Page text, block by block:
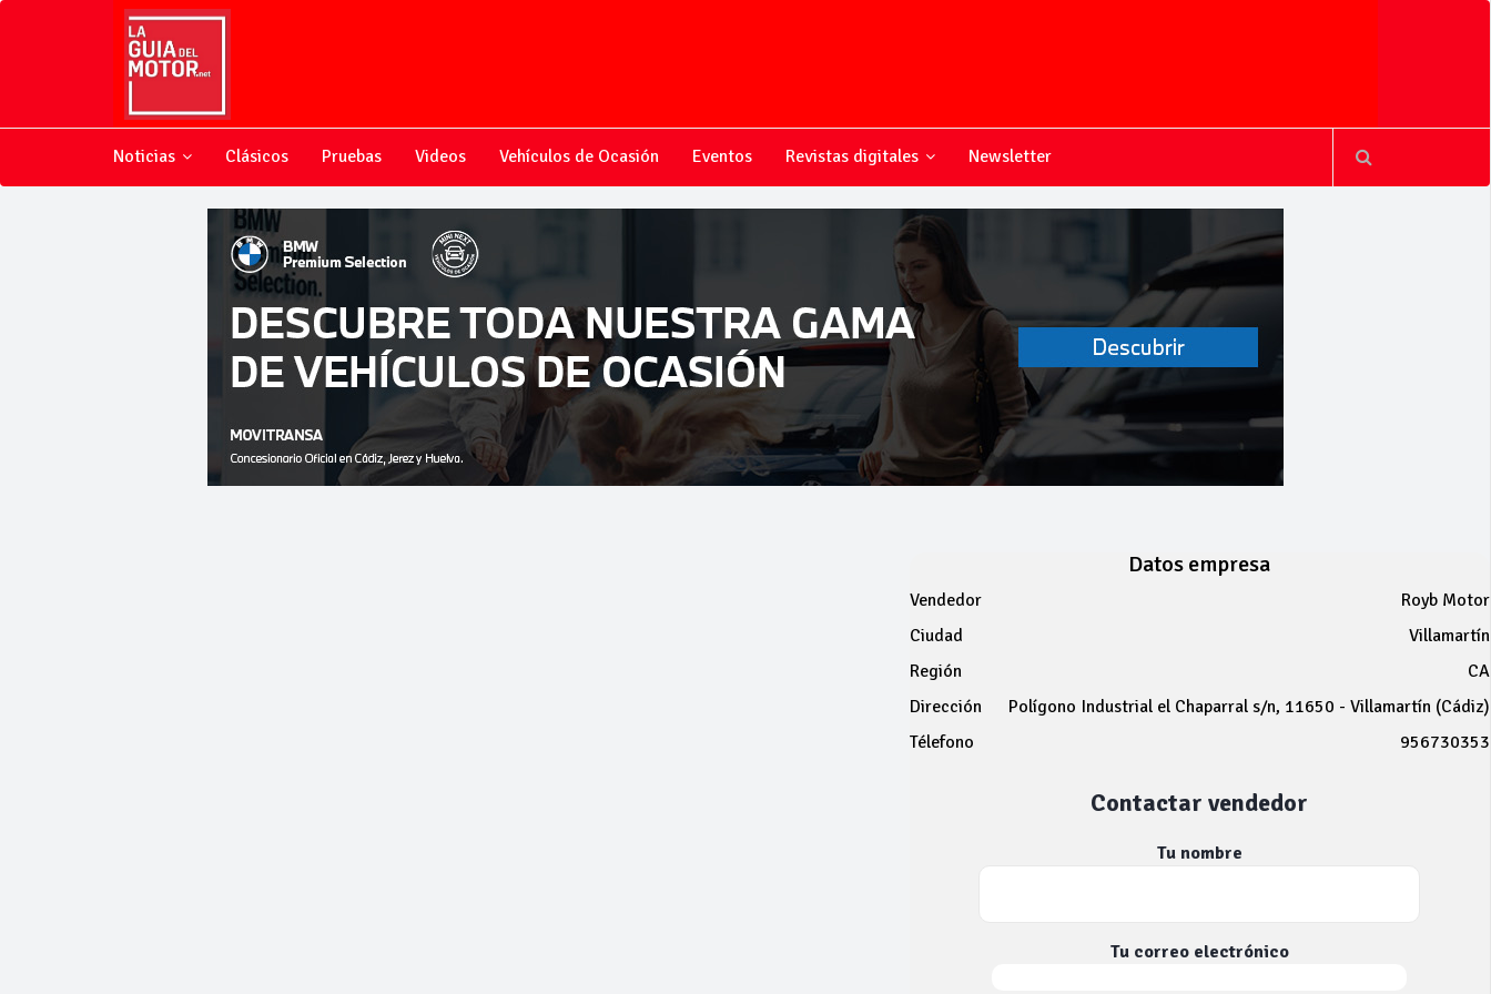
Noticias Clásicos Pruebas Videos Vehículos de Ocasión Eventos Revistas digitales Newsletter
Datos empresa
Vendedor
Royb Motor
Ciudad
Villamartín
Región
CA
Dirección
Polígono Industrial el Chaparral s/n, 11650 - Villamartín (Cádiz)
Télefono
956730353
Contactar vendedor
Tu nombre
Tu correo electrónico